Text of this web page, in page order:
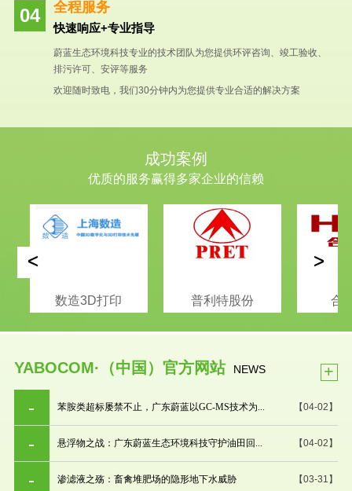
全程服务
快速响应+专业指导
蔚蓝生态环境科技专业的技术团队为您提供环评咨询、竣工验收、
排污许可、安评等服务
欢迎随时致电，我们30分钟内为您提供专业合适的解决方案
成功案例
优质的服务赢得多家企业的信赖
数造3D打印 普利特股份 合
< >
YABOCOM·（中国）官方网站 NEWS +
【04-02】
苯胺类超标屡禁不止，广东蔚蓝以GC-MS技术为...
【04-02】
悬浮物之战：广东蔚蓝生态环境科技守护油田回...
【03-31】
渗滤液之殇：畜禽堆肥场的隐形地下水威胁